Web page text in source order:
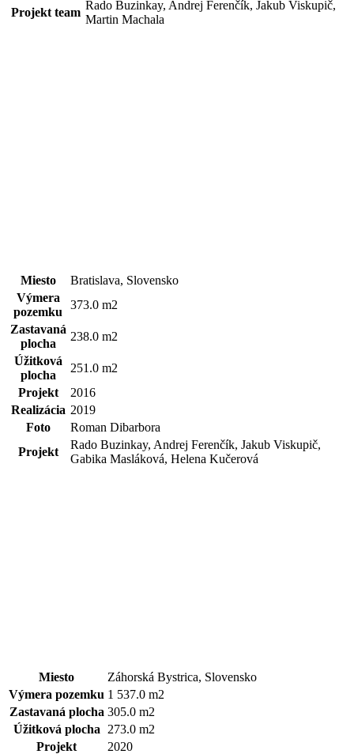
Projekt team
Rado Buzinkay, Andrej Ferenčík, Jakub Viskupič,
Martin Machala
Miesto
Bratislava, Slovensko
Výmera
pozemku
373.0 m2
Zastavaná
plocha
238.0 m2
Úžitková
plocha
251.0 m2
Projekt
2016
Realizácia 2019
Foto
Roman Dibarbora
Projekt
Rado Buzinkay, Andrej Ferenčík, Jakub Viskupič,
Gabika Masláková, Helena Kučerová
Miesto
Záhorská Bystrica, Slovensko
Výmera pozemku 1 537.0 m2
Zastavaná plocha 305.0 m2
Úžitková plocha
273.0 m2
Projekt
2020